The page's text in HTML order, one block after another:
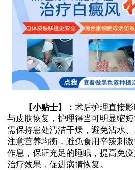
【小贴士】： 术后护理直接
与皮肤恢复，护理得当可明显缩
需保持患处清洁干燥，避免沾水
注意营养均衡，避免食用辛辣刺
作息，保证充足的睡眠，提高免
治疗效果，促进病情恢复。